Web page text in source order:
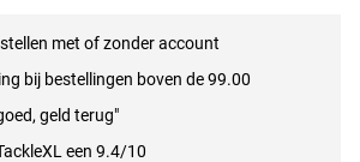
met of zonder account
bij bestellingen boven de 99.00
geld terug"
een 9.4/10